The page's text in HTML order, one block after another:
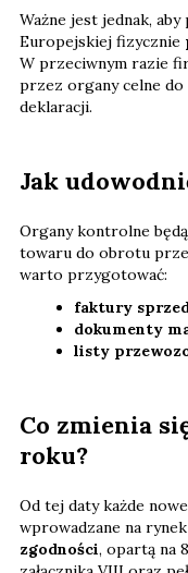
Ważne jest jednak,
Europejskiej fizycznie
W przeciwnym razie
przez organy celne do
deklaracji.
Jak
Organy kontrolne
towaru do obrotu
warto przygotować:
faktury
dokumenty
listy
Co zmienia
roku?
Od tej daty każde
wprowadzane na
zgodności, opartą na